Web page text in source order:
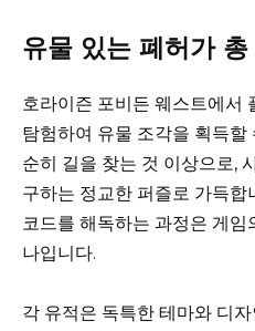
유물 있는 폐허가
호라이즌 포비든 웨스트에서
탐험하여 유물 조각을 획득
순히 길을 찾는 것 이상으로,
구하는 정교한 퍼즐로 가득
코드를 해독하는 과정은 게
나입니다.
각 유적은 독특한 테마와 디